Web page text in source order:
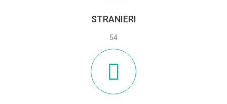
STRANIERI
54